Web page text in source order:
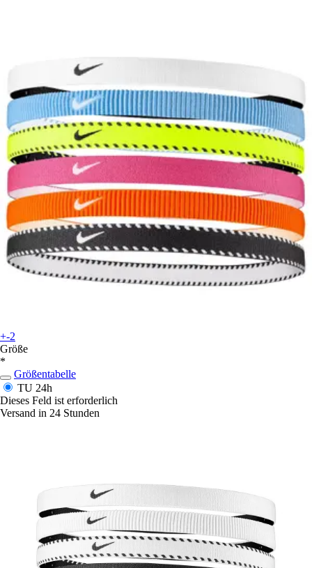
+-2
Größe
*
Größentabelle
TU 24h
Dieses Feld ist erforderlich
Versand in 24 Stunden